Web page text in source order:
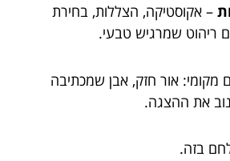
– אקוסטיקה, הצללות, בחירת
ריהוט שמרגיש טבעי.
מקומי: אור חזק, אבן שמכתיבה
את ההצגה.
בזה.